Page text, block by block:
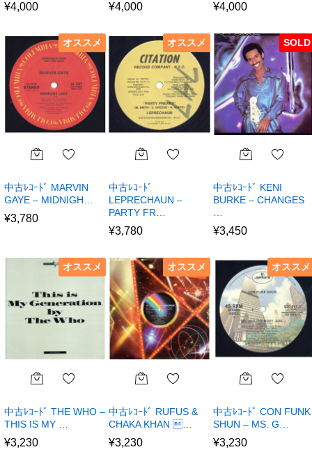
¥4,000 ¥4,000 ¥4,000
オススメ
中古ﾚｺｰﾄﾞ MARVIN
GAYE – MIDNIGH…
¥3,780
オススメ
中古ﾚｺｰﾄﾞ
LEPRECHAUN –
PARTY FR…
¥3,780
SOLD
中古ﾚｺｰﾄﾞ KENI
BURKE – CHANGES
¥3,450
オススメ
中古ﾚｺｰﾄﾞ THE WHO –
THIS IS MY …
¥3,230
オススメ
中古ﾚｺｰﾄﾞ RUFUS &
CHAKA KHAN …
¥3,230
オススメ
中古ﾚｺｰﾄﾞ CON FUNK
SHUN – MS. G…
¥3,230